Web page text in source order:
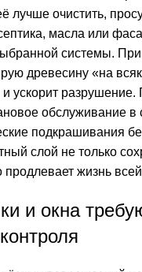
лучше очистить,
масла или
системы. При
древесину «на
и ускорит разрушение.
обслуживание в
подкрашивания
слой не только
жизнь
и окна